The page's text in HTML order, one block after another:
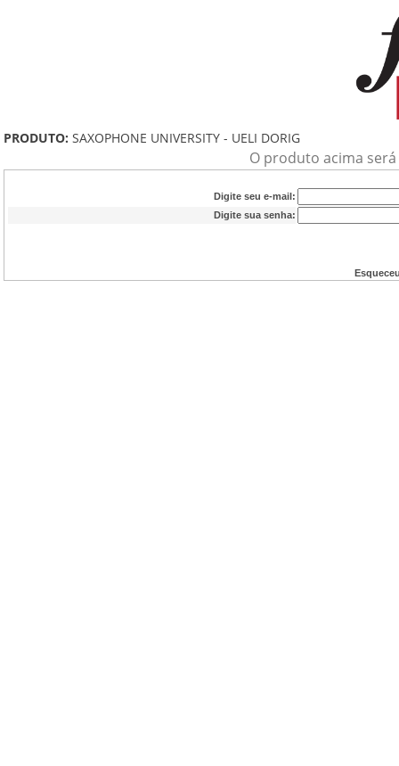
PRODUTO: SAXOPHONE UNIVERSITY - UELI DORIG
O produto acima
Digite seu e-mail:
Digite sua senha: